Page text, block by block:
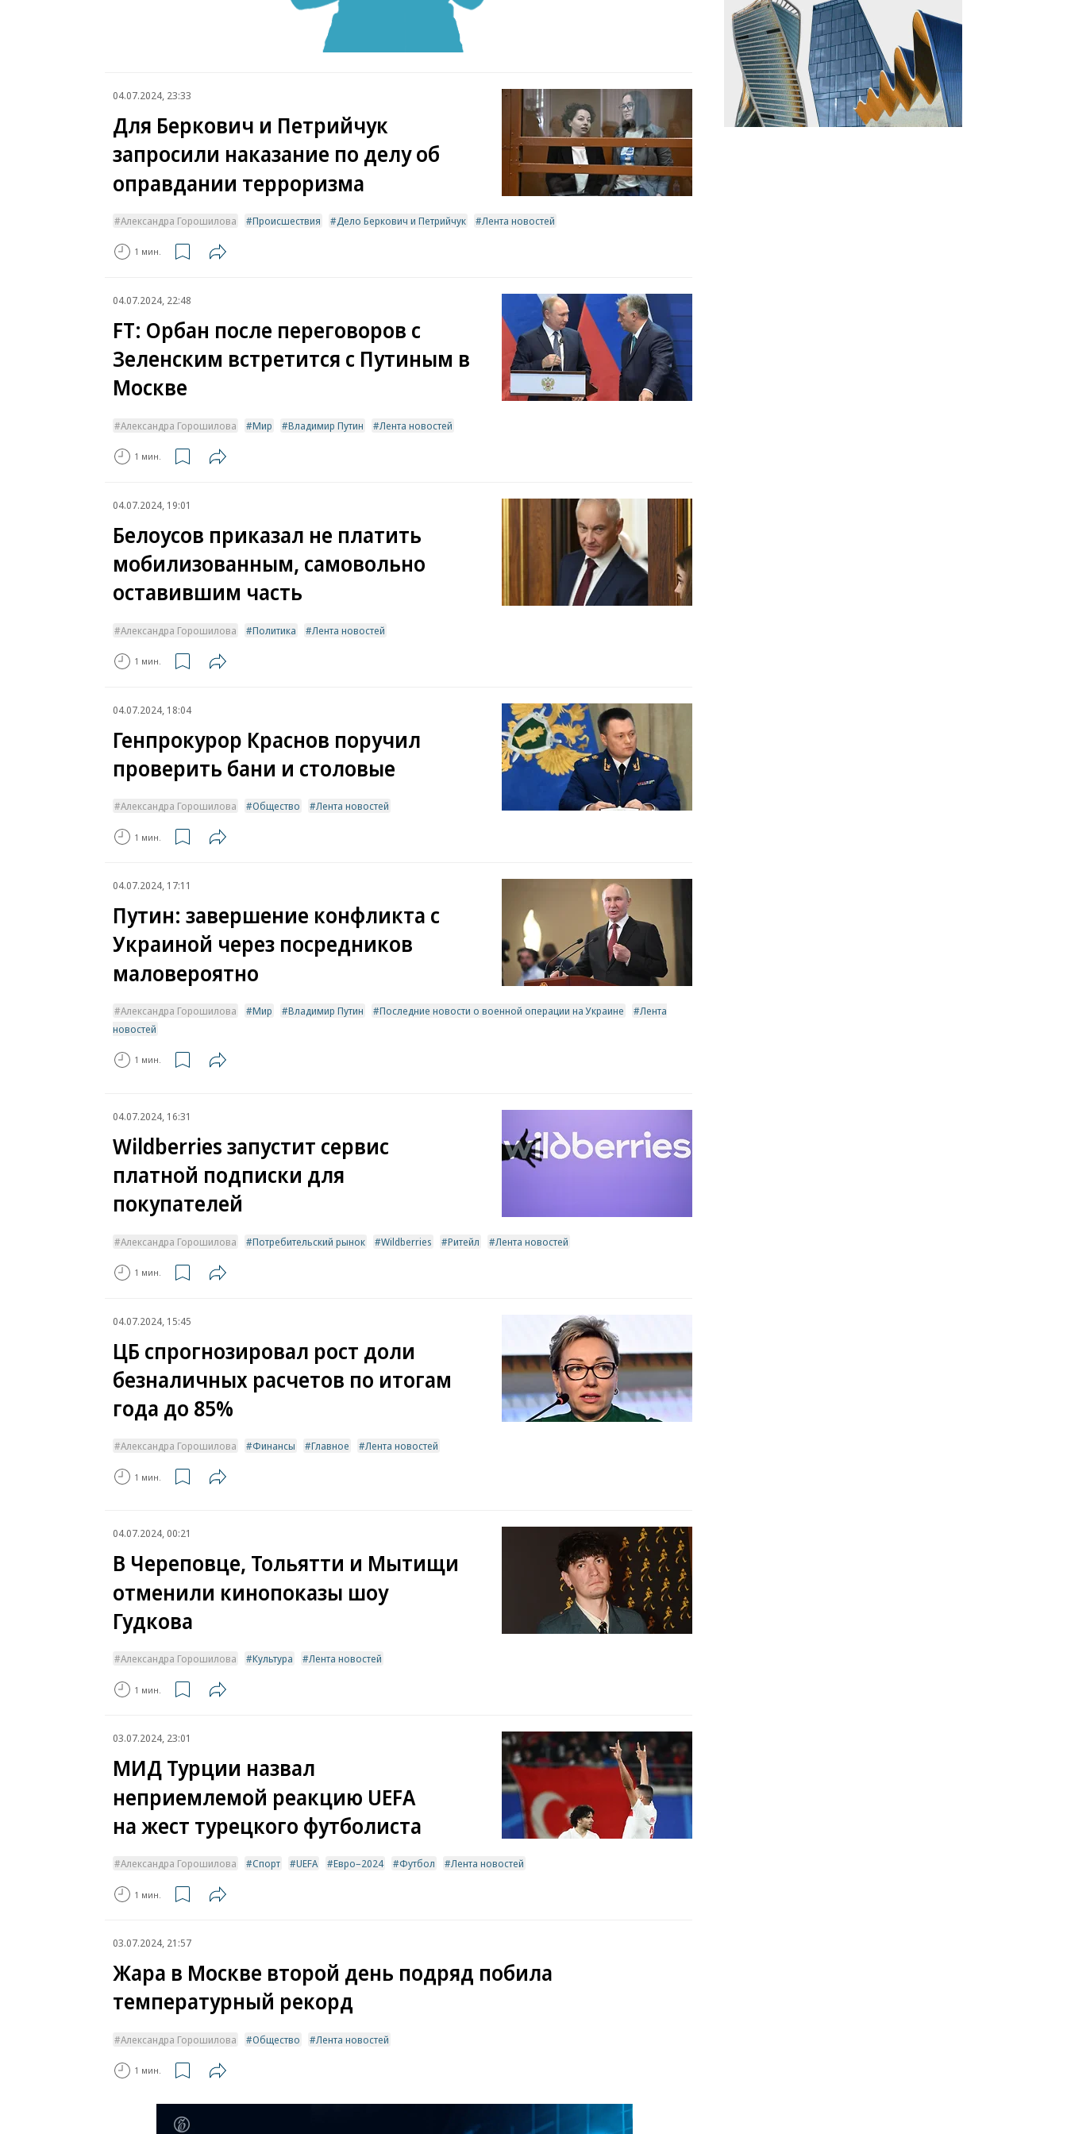
04.07.2024, 23:33
Для Беркович и Петрийчук
запросили наказание по делу об
оправдании терроризма
Александра Горошилова Происшествия Дело Беркович и Петрийчук Лента новостей
1 мин.
04.07.2024, 22:48
FT: Орбан после переговоров с
Зеленским встретится с Путиным в
Москве
Александра Горошилова Мир Владимир Путин Лента новостей
1 мин.
04.07.2024, 19:01
Белоусов приказал не платить
мобилизованным, самовольно
оставившим часть
Александра Горошилова Политика Лента новостей
1 мин.
04.07.2024, 18:04
Генпрокурор Краснов поручил
проверить бани и столовые
Александра Горошилова Общество Лента новостей
1 мин.
04.07.2024, 17:11
Путин: завершение конфликта с
Украиной через посредников
маловероятно
Александра Горошилова Мир Владимир Путин Последние новости о военной операции на Украине
Лента
новостей
1 мин.
04.07.2024, 16:31
Wildberries запустит сервис
платной подписки для
покупателей
Александра Горошилова Потребительский рынок Wildberries Ритейл Лента новостей
1 мин.
04.07.2024, 15:45
ЦБ спрогнозировал рост доли
безналичных расчетов по итогам
года до 85%
Александра Горошилова Финансы Главное Лента новостей
1 мин.
04.07.2024, 00:21
В Череповце, Тольятти и Мытищи
отменили кинопоказы шоу
Гудкова
Александра Горошилова Культура Лента новостей
1 мин.
03.07.2024, 23:01
МИД Турции назвал
неприемлемой реакцию UEFA
на жест турецкого футболиста
Александра Горошилова Спорт UEFA Евро–2024 Футбол Лента новостей
1 мин.
03.07.2024, 21:57
Жара в Москве второй день подряд побила
температурный рекорд
Александра Горошилова Общество Лента новостей
1 мин.